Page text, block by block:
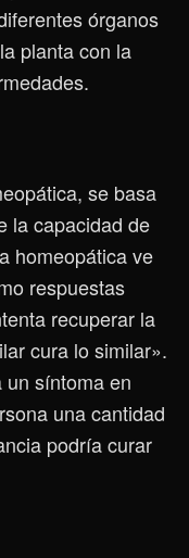
órganos
planta con la
se basa
la capacidad de
homeopática ve
respuestas
recuperar la
cura lo similar».
un síntoma en
una cantidad
podría curar